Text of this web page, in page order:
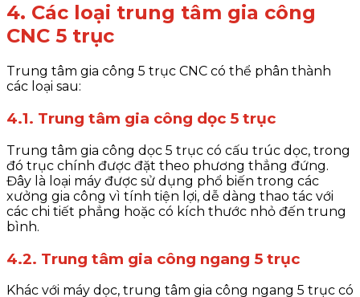
4. Các loại trung tâm gia công
CNC 5 trục
Trung tâm gia công 5 trục CNC có thể phân thành
các loại sau:
4.1. Trung tâm gia công dọc 5 trục
Trung tâm gia công dọc 5 trục có cấu trúc dọc, trong
đó trục chính được đặt theo phương thẳng đứng.
Đây là loại máy được sử dụng phổ biến trong các
xưởng gia công vì tính tiện lợi, dễ dàng thao tác với
các chi tiết phẳng hoặc có kích thước nhỏ đến trung
bình.
4.2. Trung tâm gia công ngang 5 trục
Khác với máy dọc, trung tâm gia công ngang 5 trục có